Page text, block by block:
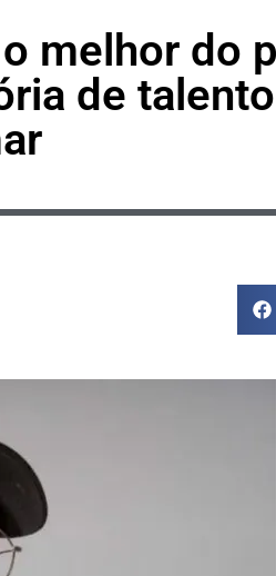
melhor do
de